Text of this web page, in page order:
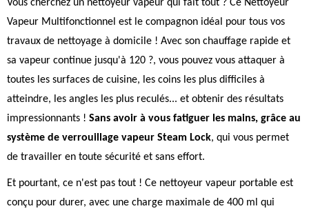
Vous cherchez un nettoyeur vapeur qui fait tout ? Ce Nettoyeur
Vapeur Multifonctionnel est le compagnon idéal pour tous vos
travaux de nettoyage à domicile ! Avec son chauffage rapide et
sa vapeur continue jusqu'à 120 ?, vous pouvez vous attaquer à
toutes les surfaces de cuisine, les coins les plus difficiles à
atteindre, les angles les plus reculés... et obtenir des résultats
impressionnants ! Sans avoir à vous fatiguer les mains, grâce au
système de verrouillage vapeur Steam Lock, qui vous permet
de travailler en toute sécurité et sans effort.
Et pourtant, ce n'est pas tout ! Ce nettoyeur vapeur portable est
conçu pour durer, avec une charge maximale de 400 ml qui